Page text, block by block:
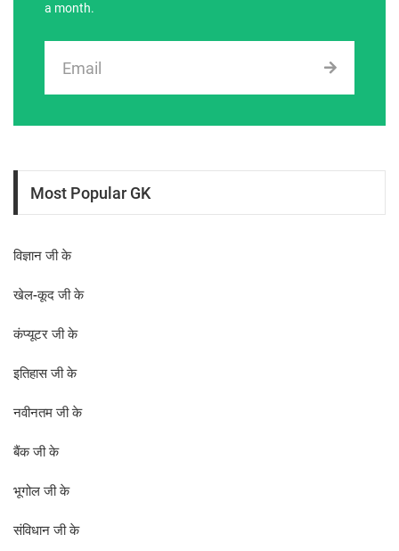
a month.
Most Popular GK
विज्ञान जी के
खेल-कूद जी के
कंप्यूटर जी के
इतिहास जी के
नवीनतम जी के
बैंक जी के
भूगोल जी के
संविधान जी के